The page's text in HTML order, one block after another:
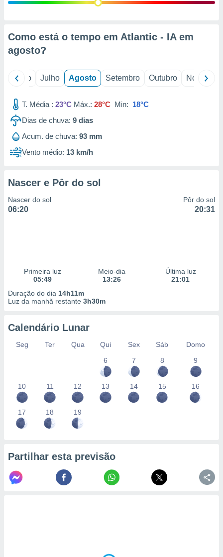
estudos
1199
Como está o tempo em Atlantic - IA em
agosto?
Junho Julho Agosto Setembro Outubro Novembro
T. Média : 23°C Máx.: 28°C Min: 18°C
Dias de chuva: 9 dias
Acum. de chuva: 93 mm
Vento médio: 13 km/h
Nascer e Pôr do sol
Nascer do sol
06:20
Pôr do sol
20:31
Primeira luz
05:49
Meio-dia
13:26
Última luz
21:01
Duração do dia 14h11m
Luz da manhã restante 3h30m
Calendário Lunar
Seg Ter Qua Qui Sex Sáb
Domo
6
7 8 9
10 11 12 13 14 15 16
17 18 19
Partilhar esta previsão